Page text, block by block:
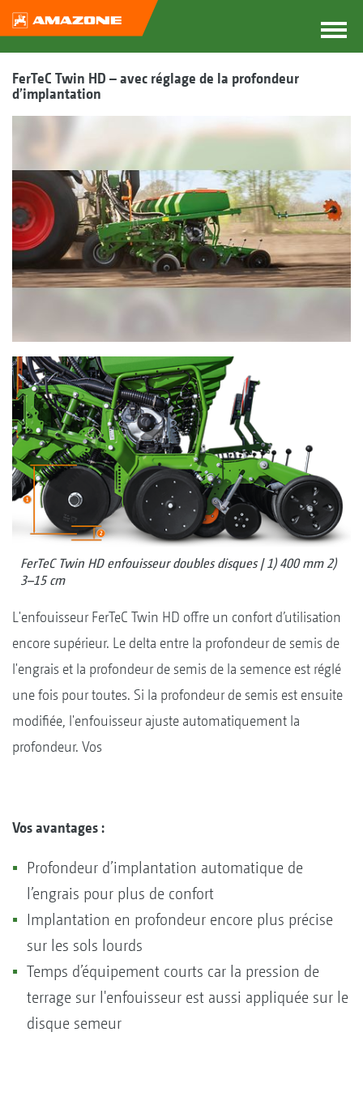
FerTeC Twin HD – avec réglage de la profondeur
d’implantation
FerTeC Twin HD enfouisseur doubles disques | 1) 400 mm 2)
3–15 cm
L'enfouisseur FerTeC Twin HD offre un confort d’utilisation
encore supérieur. Le delta entre la profondeur de semis de
l'engrais et la profondeur de semis de la semence est réglé
une fois pour toutes. Si la profondeur de semis est ensuite
modifiée, l'enfouisseur ajuste automatiquement la
profondeur. Vos
Vos avantages :
Profondeur d’implantation automatique de
l’engrais pour plus de confort
Implantation en profondeur encore plus précise
sur les sols lourds
Temps d’équipement courts car la pression de
terrage sur l'enfouisseur est aussi appliquée sur le
disque semeur